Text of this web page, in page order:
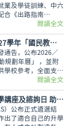
業及學徒訓練、中六
合《出路指南
最全面的放榜動閱讀全文
快訊｜教育局公布26／27學年「國民教育活動規劃年曆」 支援學校規劃國民教育
通告，公布2026／
規劃年曆」 ，並附
學校參考，全面支援
閱讀全文
活動推介｜多場英澳留學講座及諮詢日 助你掌握最新海外升學資訊
）公布正式遴選結
出了適合自己的升學